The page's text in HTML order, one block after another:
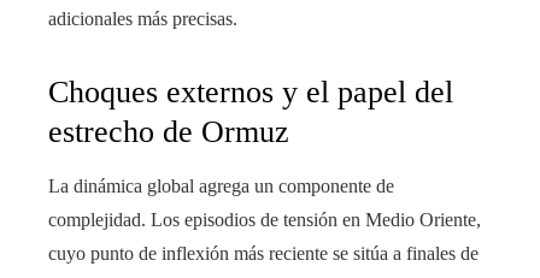
adicionales más precisas.
Choques externos y el papel del
estrecho de Ormuz
La dinámica global agrega un componente de
complejidad. Los episodios de tensión en Medio Oriente,
cuyo punto de inflexión más reciente se sitúa a finales de